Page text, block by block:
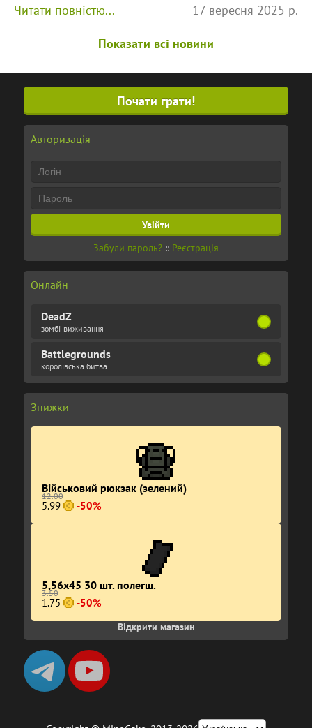
Читати повністю...
17 вересня 2025 р.
Показати всі новини
Почати грати!
Авторизація
Забули пароль? :: Реєстрація
Онлайн
DeadZ
зомбі-виживання
Battlegrounds
королівська битва
Знижки
Військовий рюкзак (зелений)
12.00
5.99 -50%
5,56x45 30 шт. полегш.
3.50
1.75 -50%
Відкрити магазин